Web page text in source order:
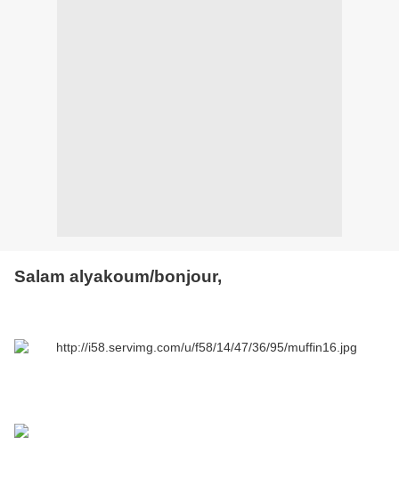
Salam alyakoum/bonjour,